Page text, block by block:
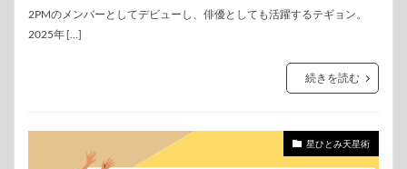
2PMのメンバーとしてデビューし、俳優としても活躍するテギョン。
2025年 […]
続きを読む
星ひとみ天星術